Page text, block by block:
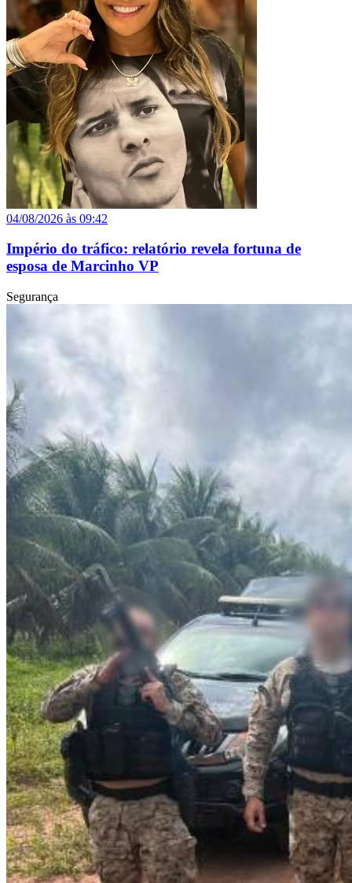
04/08/2026 às 09:42
Império do tráfico: relatório revela fortuna de
esposa de Marcinho VP
Segurança